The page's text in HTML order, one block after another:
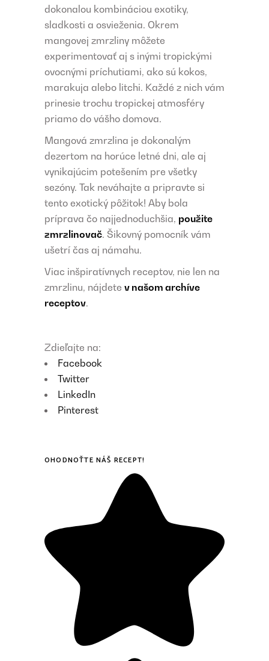
dokonalou kombináciou exotiky,
sladkosti a osvieženia. Okrem
mangovej zmrzliny môžete
experimentovať aj s inými tropickými
ovocnými príchutiami, ako sú kokos,
marakuja alebo litchi. Každé z nich vám
prinesie trochu tropickej atmosféry
priamo do vášho domova.
Mangová zmrzlina je dokonalým
dezertom na horúce letné dni, ale aj
vynikajúcim potešením pre všetky
sezóny. Tak neváhajte a pripravte si
tento exotický pôžitok! Aby bola
príprava čo najjednoduchšia, použite
zmrzlinovač. Šikovný pomocník vám
ušetrí čas aj námahu.
Viac inšpiratívnych receptov, nie len na
zmrzlinu, nájdete v našom archíve
receptov.
Zdieľajte na:
Facebook
Twitter
LinkedIn
Pinterest
OHODNOŤTE NÁŠ RECEPT!